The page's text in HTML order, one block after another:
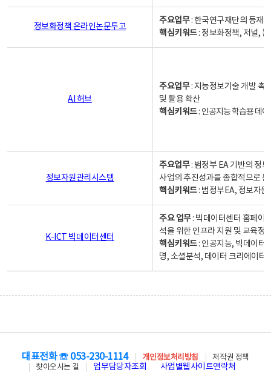
정보화정책 온라인논문투고
주요업무: 한국연구재단의 등재
핵심키워드: 정보화정책, 저널,
AI 허브
주요업무: 지능정보기술 개발 촉
및 활용 확산
핵심키워드: 인공지능 학습용 데
정보자원관리시스템
주요업무: 범정부 EA 기반의 정
사업의 추진성과를 종합적으로
핵심키워드: 범정부EA, 정보자
K-ICT 빅데이터센터
주요 업무: 빅데이터센터 홈페이
석을 위한 인프라 지원 및 교육정
핵심키워드: 인공지능, 빅데이터,
명, 소셜분석, 데이터 크리에이터
대표전화 ☏ 053-230-1114 개인정보처리방침
저작권 정책
찾아오시는 길
업무담당자조회 사업별웹사이트연락처